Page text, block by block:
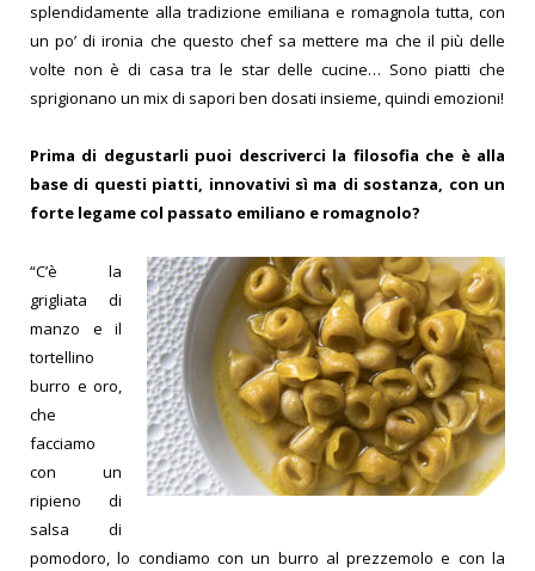
splendidamente alla tradizione emiliana e romagnola tutta, con
un po’ di ironia che questo chef sa mettere ma che il più delle
volte non è di casa tra le star delle cucine… Sono piatti che
sprigionano un mix di sapori ben dosati insieme, quindi emozioni!
Prima di degustarli puoi descriverci la filosofia che è alla
base di questi piatti, innovativi sì ma di sostanza, con un
forte legame col passato emiliano e romagnolo?
“C’è la
grigliata di
manzo e il
tortellino
burro e oro,
che
facciamo
con un
ripieno di
salsa di
pomodoro, lo condiamo con un burro al prezzemolo e con la